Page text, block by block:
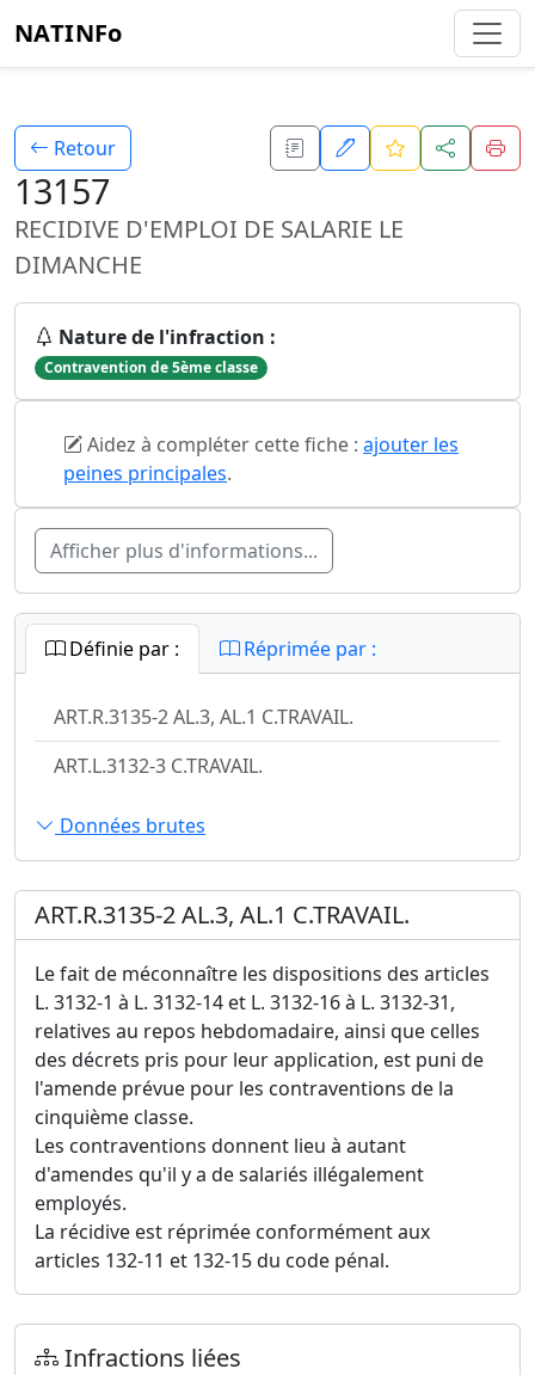
NATINFo
Retour
13157
RECIDIVE D'EMPLOI DE SALARIE LE
DIMANCHE
Nature de l'infraction :
Contravention de 5ème classe
Aidez à compléter cette fiche : ajouter les
peines principales.
Afficher plus d'informations...
Définie par : Réprimée par :
ART.R.3135-2 AL.3, AL.1 C.TRAVAIL.
ART.L.3132-3 C.TRAVAIL.
Données brutes
ART.R.3135-2 AL.3, AL.1 C.TRAVAIL.
Le fait de méconnaître les dispositions des articles
L. 3132-1 à L. 3132-14 et L. 3132-16 à L. 3132-31,
relatives au repos hebdomadaire, ainsi que celles
des décrets pris pour leur application, est puni de
l'amende prévue pour les contraventions de la
cinquième classe.
Les contraventions donnent lieu à autant
d'amendes qu'il y a de salariés illégalement
employés.
La récidive est réprimée conformément aux
articles 132-11 et 132-15 du code pénal.
Infractions liées